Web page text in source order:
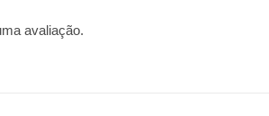
avaliação.